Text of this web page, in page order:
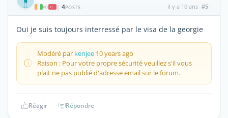
| 4POSTS il y a 10 ans #5
Oui je suis toujours interressé par le visa de la georgie
Modéré par kenjee 10 years ago
Raison : Pour votre propre sécurité veuillez s'il vous
plait ne pas publié d'adresse email sur le forum.
Réagir Répondre